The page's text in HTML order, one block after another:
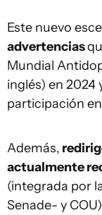
Este nuevo
advertencias
Mundial
inglés) en
participación
Además,
actualmente
(integrada por
Senade- y